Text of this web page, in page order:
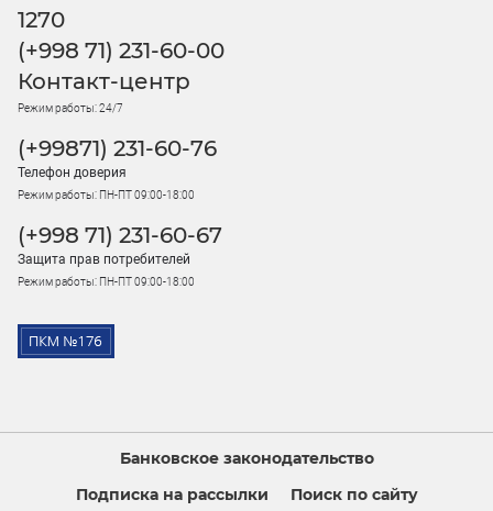
1270
(+998 71) 231-60-00
Контакт-центр
Режим работы: 24/7
(+99871) 231-60-76
Телефон доверия
Режим работы: ПН-ПТ 09:00-18:00
(+998 71) 231-60-67
Защита прав потребителей
Режим работы: ПН-ПТ 09:00-18:00
Банковское законодательство
Подписка на рассылки
Поиск по сайту